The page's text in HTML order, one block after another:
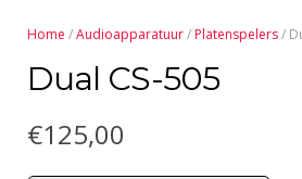
Home /Audioapparatuur/ Platenspelers/
Dual CS-505
€125,00